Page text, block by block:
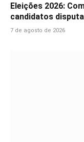
Eleições 2026:
candidatos
7 de agosto de 2026